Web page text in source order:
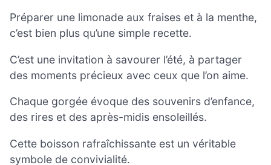
Préparer une limonade aux fraises et à la menthe,
c’est bien plus qu’une simple recette.
C’est une invitation à savourer l’été, à partager
des moments précieux avec ceux que l’on aime.
Chaque gorgée évoque des souvenirs d’enfance,
des rires et des après-midis ensoleillés.
Cette boisson rafraîchissante est un véritable
symbole de convivialité.